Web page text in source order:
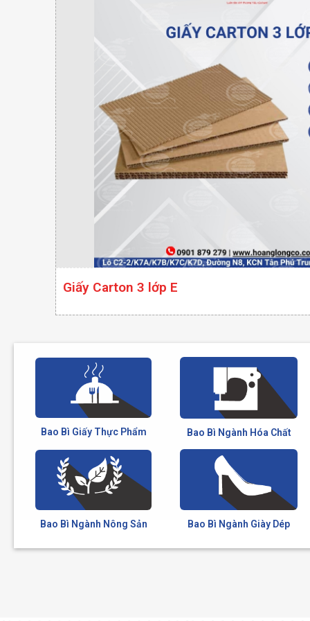
Giấy Carton 3 lớp E
Bao Bì Giấy Thực Phẩm Bao Bì Ngành Hóa Chất
Bao Bì Ngành Nông Sản Bao Bì Ngành Giày Dép